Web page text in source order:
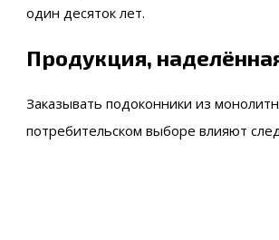
один десяток лет.
Продукция,
Заказывать подоконники из
потребительском выборе влияют